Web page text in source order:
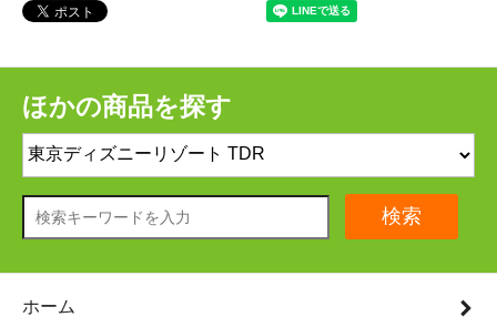
ほかの商品を探す
検索
ホーム